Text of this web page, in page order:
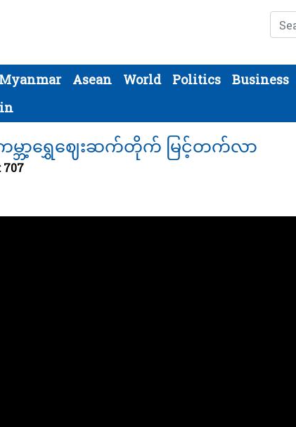
Myanmar Asean World Politics Business
မ္ဘာ့ရွှေဈေးဆက်တိုက် မြင့်တက်လာ
707